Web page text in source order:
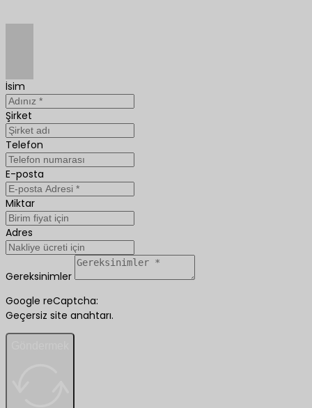
İsim
Şirket
Telefon
E-posta
Miktar
Adres
Gereksinimler
Google reCaptcha:
Geçersiz site anahtarı.